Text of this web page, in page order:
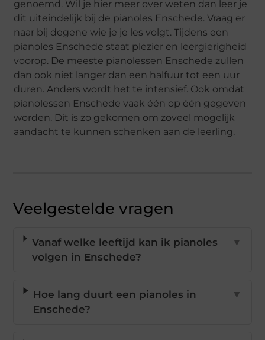
genoemd. Wil je hier meer over weten dan leer je
dit uiteindelijk bij de pianoles Enschede. Vraag er
naar bij degene wie je je les volgt. Tijdens een
pianoles Enschede staat plezier en leergierigheid
voorop. De meeste pianolessen Enschede zullen
dan ook niet langer dan een halfuur tot een uur
duren. Anders wordt het te intensief. Ook omdat
pianolessen Enschede vaak één op één gegeven
worden. Dit is zo gekomen om zoveel mogelijk
aandacht te kunnen schenken aan de leerling.
Veelgestelde vragen
Vanaf welke leeftijd kan ik pianoles
volgen in Enschede?
▼
Hoe lang duurt een pianoles in
Enschede?
▼